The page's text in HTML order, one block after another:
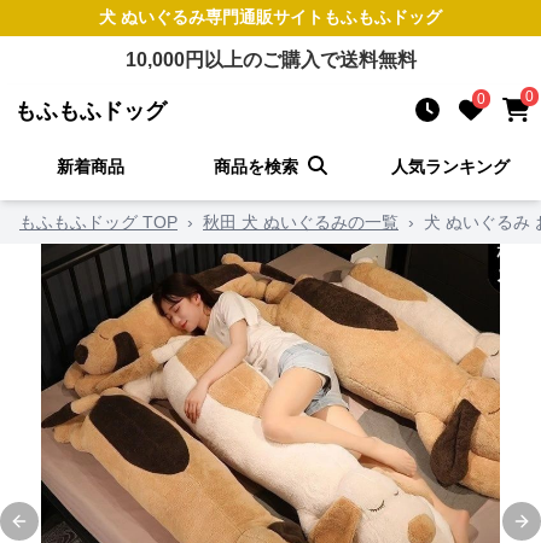
犬 ぬいぐるみ専門通販サイト もふもふドッグ
10,000円以上のご購入で送料無料
もふもふドッグ 0 0
新着商品 商品を検索 人気ランキング
もふもふドッグ TOP › 秋田 犬 ぬいぐるみの一覧 › 犬 ぬいぐるみ
Previous slide